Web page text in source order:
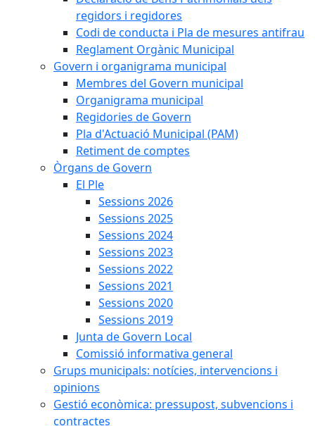
regidors i regidores
Codi de conducta i Pla de mesures antifrau
Reglament Orgànic Municipal
Govern i organigrama municipal
Membres del Govern municipal
Organigrama municipal
Regidories de Govern
Pla d'Actuació Municipal (PAM)
Retiment de comptes
Òrgans de Govern
El Ple
Sessions 2026
Sessions 2025
Sessions 2024
Sessions 2023
Sessions 2022
Sessions 2021
Sessions 2020
Sessions 2019
Junta de Govern Local
Comissió informativa general
Grups municipals: notícies, intervencions i
opinions
Gestió econòmica: pressupost, subvencions i
contractes